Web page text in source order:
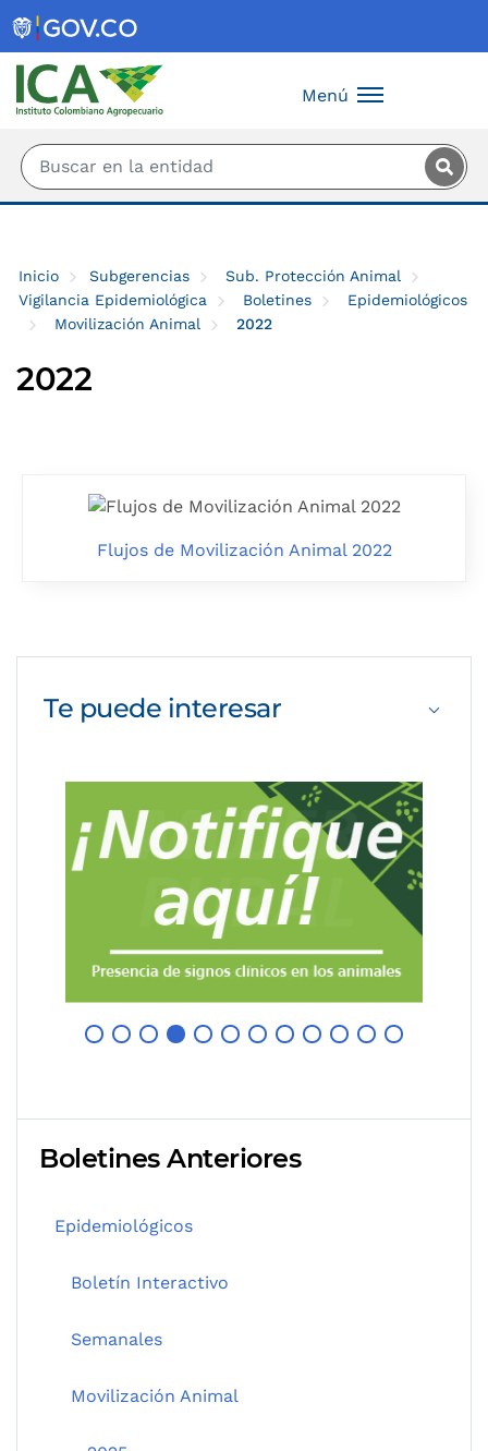
Menú
Inicio Subgerencias
Sub. Protección Animal
Vigilancia Epidemiológica
Boletines
Epidemiológicos
Movilización Animal
2022
2022
Flujos de Movilización Animal 2022
Te puede interesar
Boletines Anteriores
Epidemiológicos
Boletín Interactivo
Semanales
Movilización Animal